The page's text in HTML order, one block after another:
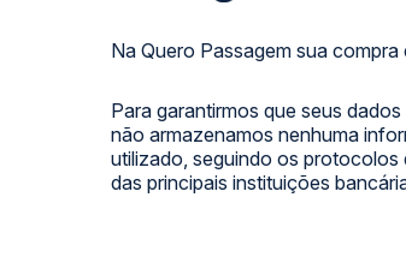
Na Quero Passagem sua
Para garantirmos que seus
não armazenamos nenhuma
utilizado, seguindo os
das principais instituições